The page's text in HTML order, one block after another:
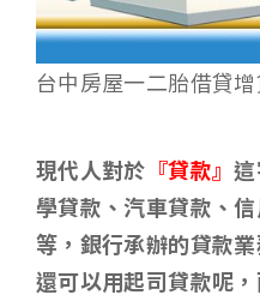
台中房屋一二胎借貸
現代人對於 『貸款』
學貸款、汽車貸款、
等，銀行承辦的貸款
還可以用起司貸款呢